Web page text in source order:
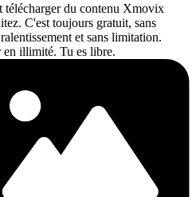
télécharger du contenu Xmovix
C'est toujours gratuit, sans
et sans limitation.
en illimité. Tu es libre.